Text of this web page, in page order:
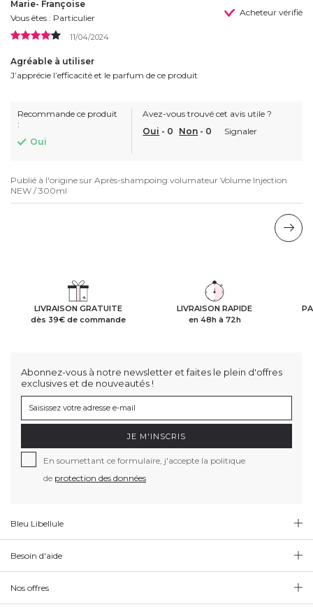
Marie- Françoise
Vous êtes : Particulier
Acheteur vérifié
11/04/2024
Agréable à utiliser
J’apprécie l’efficacité et le parfum de ce produit
Recommande ce produit
:
Oui
Avez-vous trouvé cet avis utile ?
Oui - 0 Non - 0 Signaler
Publié à l'origine sur Après-shampoing volumateur Volume Injection
NEW / 300ml
LIVRAISON GRATUITE
dès 39€ de commande
LIVRAISON RAPIDE
en 48h à 72h
Abonnez-vous à notre newsletter et faites le plein d'offres
exclusives et de nouveautés !
JE M'INSCRIS
En soumettant ce formulaire, j'accepte la politique
de protection des données
Bleu Libellule
Besoin d'aide
Nos offres